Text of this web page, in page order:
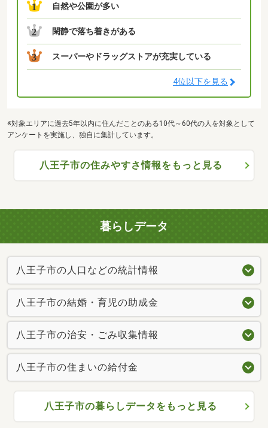
1 自然や公園が多い
2 閑静で落ち着きがある
3 スーパーやドラッグストアが充実している
4位以下を見る
※対象エリアに過去5年以内に住んだことのある10代～60代の人を対象として
アンケートを実施し、独自に集計しています。
八王子市の住みやすさ情報をもっと見る
暮らしデータ
八王子市の人口などの統計情報
八王子市の結婚・育児の助成金
八王子市の治安・ごみ収集情報
八王子市の住まいの給付金
八王子市の暮らしデータをもっと見る